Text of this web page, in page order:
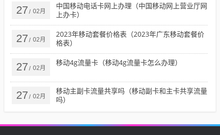
27 / 02月
中国移动电话卡网上办理（中国移动网上营业厅网
上办卡）
27 / 02月
2023年移动套餐价格表（2023年广东移动套餐价
格表）
27 / 02月
移动4g流量卡（移动4g流量卡怎么办理）
27 / 02月
移动主副卡流量共享吗（移动副卡和主卡共享流量
吗）